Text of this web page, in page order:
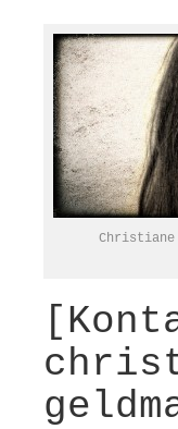
Christiane